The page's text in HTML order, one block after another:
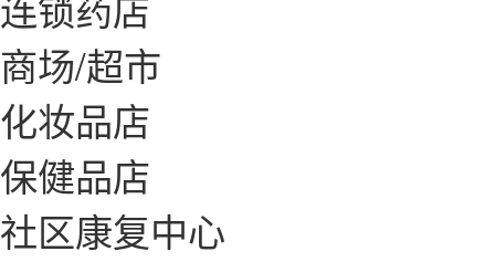
商场/超市
化妆品店
保健品店
社区康复中心